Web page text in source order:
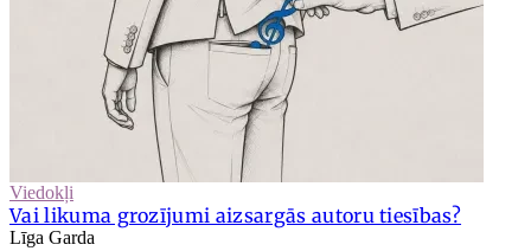
Viedokļi
Vai likuma grozījumi aizsargās autoru tiesības?
Līga Garda